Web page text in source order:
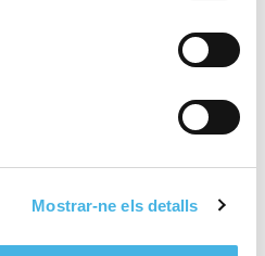
Mostrar-ne els detalls
i rugbi inclusiu
de 2025